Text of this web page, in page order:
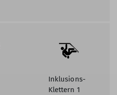
Inklusions-
Klettern 1